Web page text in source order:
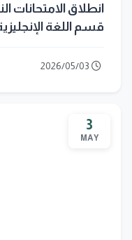
انطلاق الامتحانات
قسم اللغة
3
MAY